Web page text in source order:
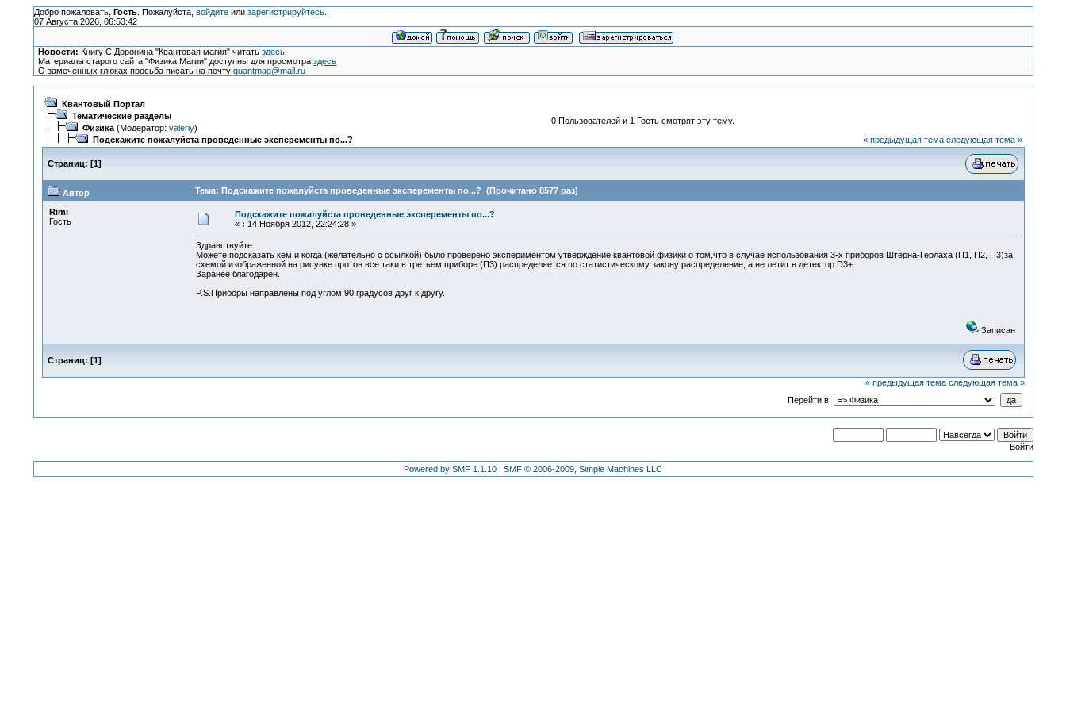
Добро пожаловать, Гость. Пожалуйста, войдитеили зарегистрируйтесь.
07 Августа 2026, 06:53:42
Новости: Книгу С.Доронина "Квантовая магия" читатьздесь
Материалы старого сайта "Физика Магии" доступны для просмотраздесь
О замеченных глюках просьба писать на почтуquantmag@mail.ru
Квантовый Портал
Тематические разделы
Физика(Модератор: valeriy)
Подскажите пожалуйста проведенные эксперементы по...?
0 Пользователей и 1 Гость смотрят эту тему.
« предыдущая тема следующая тема »
Страниц: [1]
Автор Тема: Подскажите пожалуйста проведенные эксперементы по...? (Прочитано 8577 раз)
Rimi
Гость
Подскажите пожалуйста проведенные эксперементы по...?
« : 14 Ноября 2012, 22:24:28 »
Здравствуйте.
Можете подсказать кем и когда (желательно с ссылкой) было проверено экспериментом утверждение квантовой физики о том,что в случае использования 3-х приборов Штерна-Герлаха (П1, П2, П3)за
схемой изображенной на рисунке протон все таки в третьем приборе (П3) распределяется по статистическому закону распределение, а не летит в детектор D3+.
Заранее благодарен.
P.S.Приборы направлены под углом 90 градусов друг к другу.
Записан
Страниц: [1]
« предыдущая тема следующая тема »
Перейти в:
Войти
Powered by SMF 1.1.10 | SMF © 2006-2009, Simple Machines LLC